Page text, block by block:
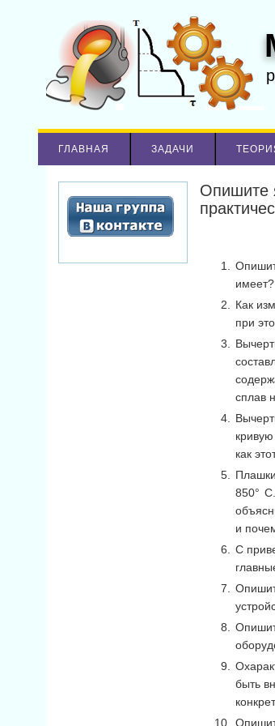
ГЛАВНАЯ ЗАДАЧИ
Опишите
имеет?
Как
при
сплав
как
850°
и
С
быть